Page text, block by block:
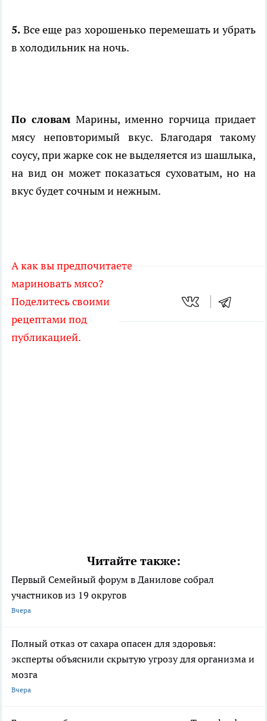
5. Все еще раз хорошенько перемешать и убрать
в холодильник на ночь.
По словам Марины, именно горчица придает
мясу неповторимый вкус. Благодаря такому
соусу, при жарке сок не выделяется из шашлыка,
на вид он может показаться суховатым, но на
вкус будет сочным и нежным.
А как вы предпочитаете
мариновать мясо?
Поделитесь своими
рецептами под
публикацией.
Читайте также:
Первый Семейный форум в Данилове собрал
участников из 19 округов
Вчера
Полный отказ от сахара опасен для здоровья:
эксперты объяснили скрытую угрозу для организма и
мозга
Вчера